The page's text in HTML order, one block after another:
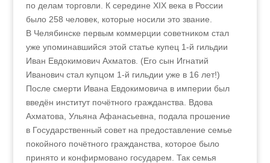
по делам торговли. К середине XIX века в России
было 258 человек, которые носили это звание.
В Челябинске первым коммерции советником стал
уже упоминавшийся этой статье купец 1‑й гильдии
Иван Евдокимович Ахматов. (Его сын Игнатий
Иванович стал купцом 1‑й гильдии уже в 16 лет!)
После смерти Ивана Евдокимовича в империи был
введён институт почётного гражданства. Вдова
Ахматова, Ульяна Афанасьевна, подала прошение
в Государственный совет на предоставление семье
покойного почётного гражданства, которое было
принято и конфирмовано государем. Так семья